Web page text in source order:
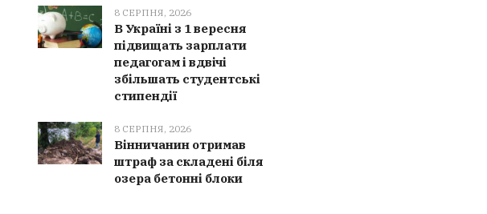
8 СЕРПНЯ, 2026
В Україні з 1 вересня
підвищать зарплати
педагогам і вдвічі
збільшать студентські
стипендії
8 СЕРПНЯ, 2026
Вінничанин отримав
штраф за складені біля
озера бетонні блоки